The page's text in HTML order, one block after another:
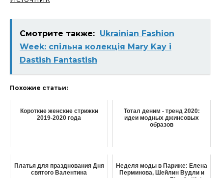
Смотрите также: Ukrainian Fashion
Week: спільна колекція Mary Kay і
Dastish Fantastish
Похожие статьи:
Короткие женские стрижки
2019-2020 года
Тотал деним - тренд 2020:
идеи модных джинсовых
образов
Платья для празднования Дня
святого Валентина
Неделя моды в Париже: Елена
Перминова, Шейлин Вудли и